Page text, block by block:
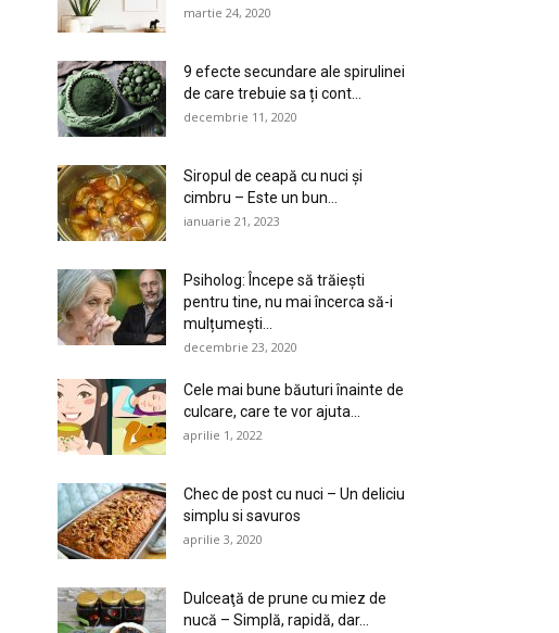
martie 24, 2020
9 efecte secundare ale spirulinei
de care trebuie sa ți cont...
decembrie 11, 2020
Siropul de ceapă cu nuci și
cimbru – Este un bun...
ianuarie 21, 2023
Psiholog: Începe să trăiești
pentru tine, nu mai încerca să-i
mulțumești...
decembrie 23, 2020
Cele mai bune băuturi înainte de
culcare, care te vor ajuta...
aprilie 1, 2022
Chec de post cu nuci – Un deliciu
simplu si savuros
aprilie 3, 2020
Dulceaţă de prune cu miez de
nucă – Simplă, rapidă, dar...